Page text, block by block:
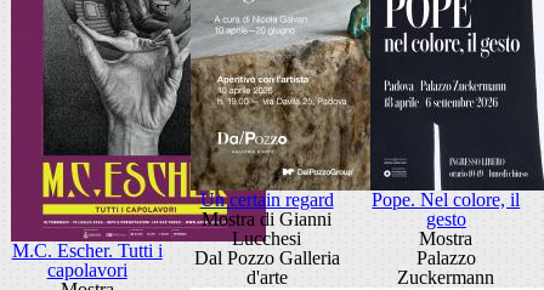
M.C. Escher. Tutti i
capolavori
Un certain regard
Mostra di Gianni
Lucchesi
Dal Pozzo Galleria
d'arte
Pope. Nel colore, il
gesto
Mostra
Palazzo
Zuckermann